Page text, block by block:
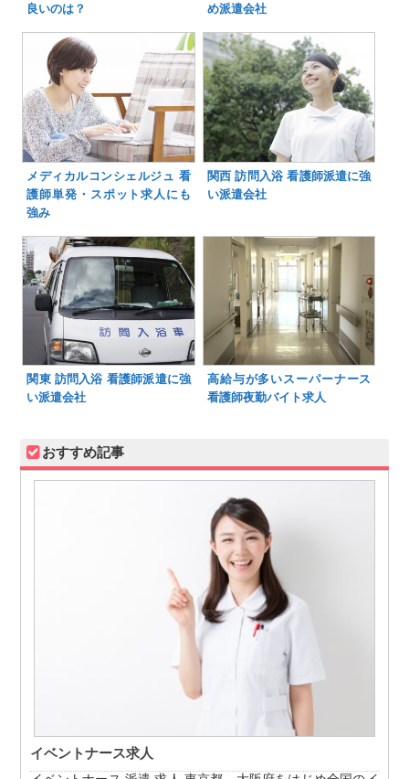
良いのは？
め派遣会社
メディカルコンシェルジュ 看
護師単発・スポット求人にも
強み
関西 訪問入浴 看護師派遣に強
い派遣会社
関東 訪問入浴 看護師派遣に強
い派遣会社
高給与が多いスーパーナース
看護師夜勤バイト求人
おすすめ記事
イベントナース求人